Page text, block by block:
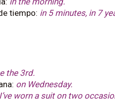
tiempo: in 5 minutes, in 7
the 3rd.
on Wednesday.
I’ve worn a suit on two